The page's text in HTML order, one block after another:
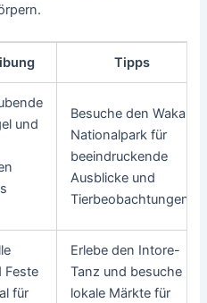
Tipps
und
Besuche den Wakali
Nationalpark für
beeindruckende
Ausblicke und
Tierbeobachtungen.
Feste
für
Erlebe den Intore-
Tanz und besuche
lokale Märkte für